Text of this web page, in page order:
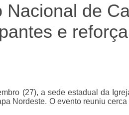
Nacional de
e
(27), a sede estadual da
Nordeste. O evento reuniu